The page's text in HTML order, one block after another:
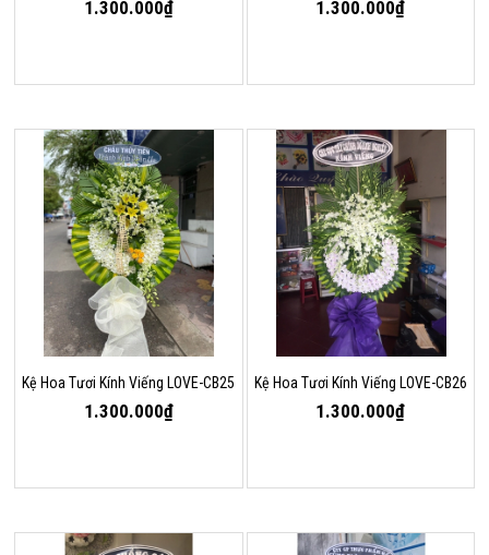
1.300.000₫ 1.300.000₫
Kệ Hoa Tươi Kính Viếng LOVE-CB25
1.300.000₫
Kệ Hoa Tươi Kính Viếng LOVE-CB26
1.300.000₫